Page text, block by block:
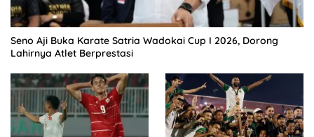
Seno Aji Buka Karate Satria Wadokai Cup I 2026, Dorong
Lahirnya Atlet Berprestasi